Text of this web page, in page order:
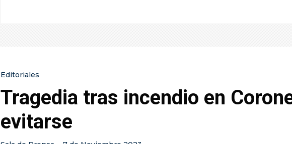
Editoriales
Tragedia tras incendio en
evitarse